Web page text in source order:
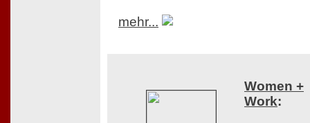
mehr...
Women +
Work: